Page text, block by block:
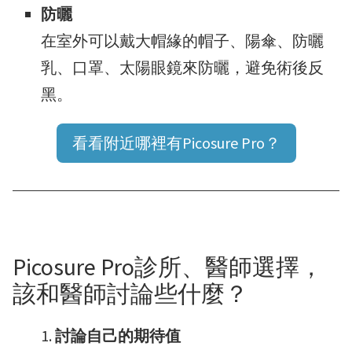
防曬
在室外可以戴大帽緣的帽子、陽傘、防曬
乳、口罩、太陽眼鏡來防曬，避免術後反
黑。
看看附近哪裡有Picosure Pro？
Picosure Pro診所、醫師選擇，
該和醫師討論些什麼？
討論自己的期待值